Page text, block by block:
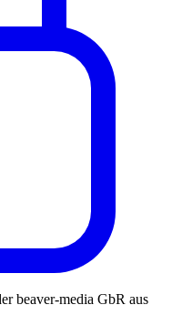
beaver-media GbR aus